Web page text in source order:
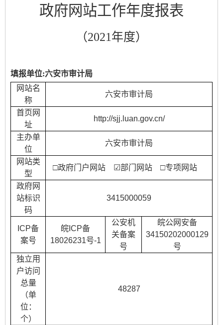
政府网站工作年度报表
（2021年度）
填报单位:六安市审计局
网站名
称
六安市审计局
首页网
址
http://sjj.luan.gov.cn/
主办单
位
六安市审计局
网站类
型
□政府门户网站 ☑部门网站 □专项网站
政府网
站标识
码
3415000059
ICP备
案号
皖 ICP备
18026231号-1
公安机
关备案
号
皖公网安备
34150202000129
号
独立用
户访问
总量
（单
位：
个）
48287